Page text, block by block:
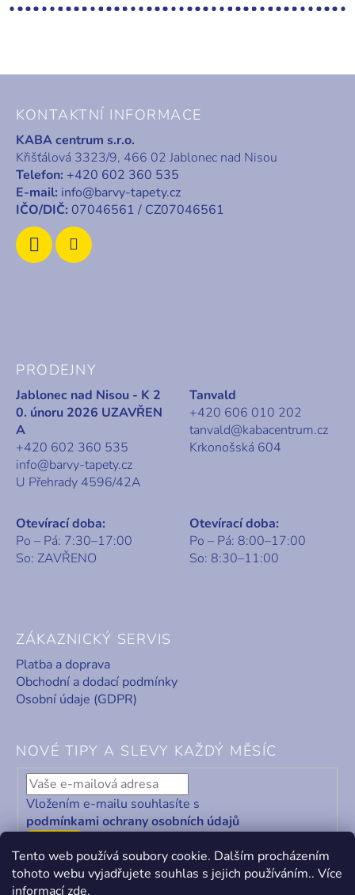
Tento web používá soubory cookie. Dalším procházením
tohoto webu vyjadřujete souhlas s jejich používáním.. Více
informacízde.
KONTAKTNÍ INFORMACE
KABA centrum s.r.o.
Křišťálová 3323/9, 466 02 Jablonec nad Nisou
Telefon: +420 602 360 535
E-mail: info@barvy-tapety.cz
IČO/DIČ: 07046561 / CZ07046561
PRODEJNY
Jablonec nad Nisou - K 2
0. únoru 2026 UZAVŘEN
A
+420 602 360 535
info@barvy-tapety.cz
U Přehrady 4596/42A
Tanvald
+420 606 010 202
tanvald@kabacentrum.cz
Krkonošská 604
Otevírací doba:
Po – Pá: 7:30–17:00
So: ZAVŘENO
Otevírací doba:
Po – Pá: 8:00–17:00
So: 8:30–11:00
ZÁKAZNICKÝ SERVIS
Platba a doprava
Obchodní a dodací podmínky
Osobní údaje (GDPR)
NOVÉ TIPY A SLEVY KAŽDÝ MĚSÍC
Vložením e-mailu souhlasíte s
podmínkami ochrany osobních údajů
ODEBÍRAT